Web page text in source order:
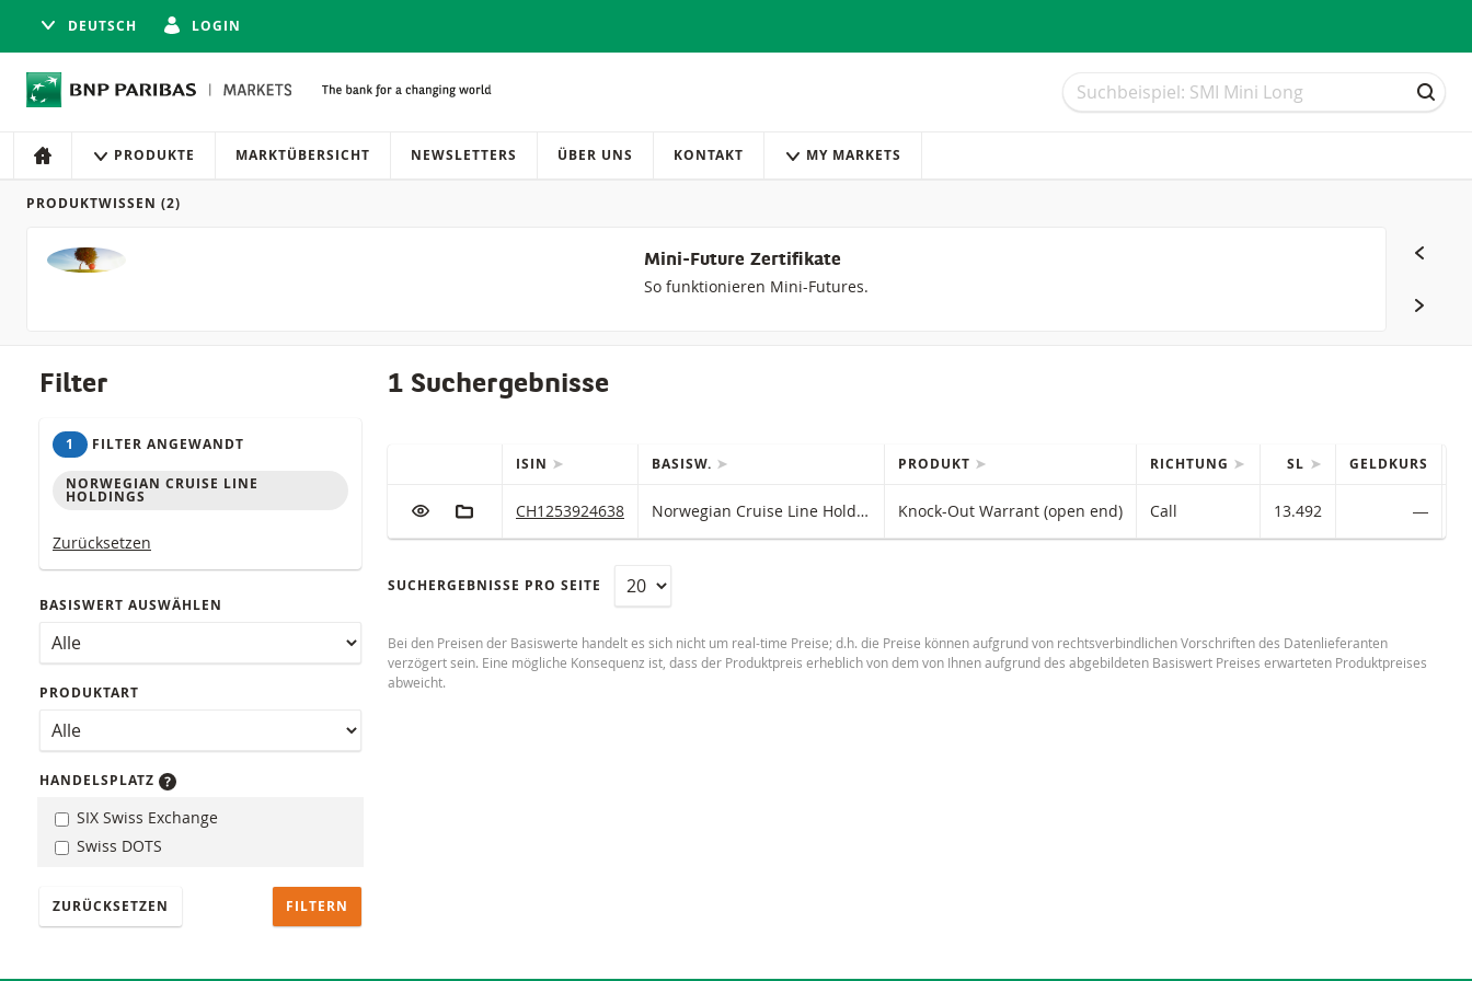
DEUTSCH LOGIN
Suche
Suche
Navigation
Seitennavigation
HOME PRODUKTE MARKTÜBERSICHT NEWSLETTERS ÜBER UNS KONTAKT MY MARKETS
Produkte
PRODUKTWISSEN (2)
Mini-Future Zertifikate
So funktionieren Mini-Futures.
Filter
1 FILTER ANGEWANDT
NORWEGIAN CRUISE LINE
HOLDINGS
Zurücksetzen
BASISWERT AUSWÄHLEN
PRODUKTART
HANDELSPLATZ
SIX Swiss Exchange
Swiss DOTS
ZURÜCKSETZEN
1 Suchergebnisse
QUICK ACTIONS
ISIN BASISW. PRODUKT RICHTUNG SL GELDKURS
ZUR WATCHLIST HINZUFÜGEN
ZUM FIKTIVEN PORTFOLIO HINZUFÜGEN
Norwegian Cruise Line Holdings Knock-Out Warrant (open end) mit ISIN code:
CH1253924638 Norwegian Cruise Line Holdings Knock-Out Warrant (open end) Call 13.492 ―
SUCHERGEBNISSE PRO SEITE
Bei den Preisen der Basiswerte handelt es sich nicht um real-time Preise; d.h. die Preise können aufgrund von rechtsverbindlichen Vorschriften des Datenlieferanten
verzögert sein. Eine mögliche Konsequenz ist, dass der Produktpreis erheblich von dem von Ihnen aufgrund des abgebildeten Basiswert Preises erwarteten Produktpreises
abweicht.